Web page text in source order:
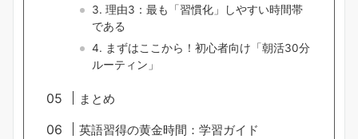
3. 理由3：最も「習慣化」しやすい時間帯
である
4. まずはここから！初心者向け「朝活30分
ルーティン」
まとめ
英語習得の黄金時間：学習ガイド